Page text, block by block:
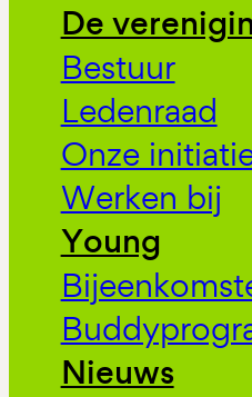
De
Bestuur
Ledenraad
Onze
Werken bij
Young
Nieuws